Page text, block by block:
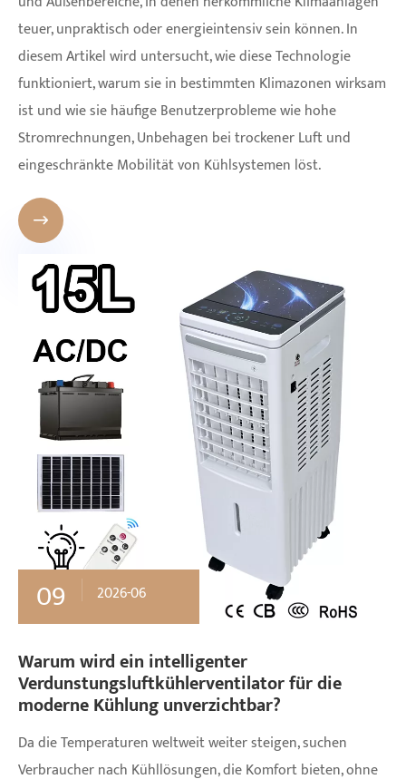
teuer, unpraktisch oder energieintensiv sein können. In
diesem Artikel wird untersucht, wie diese Technologie
funktioniert, warum sie in bestimmten Klimazonen wirksam
ist und wie sie häufige Benutzerprobleme wie hohe
Stromrechnungen, Unbehagen bei trockener Luft und
eingeschränkte Mobilität von Kühlsystemen löst.

09 2026-06
Warum wird ein intelligenter
Verdunstungsluftkühlerventilator für die
moderne Kühlung unverzichtbar?
Da die Temperaturen weltweit weiter steigen, suchen
Verbraucher nach Kühllösungen, die Komfort bieten, ohne